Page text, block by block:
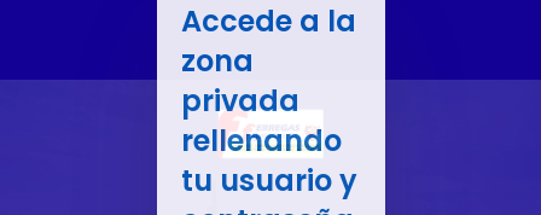
Accede a la
zona
privada
rellenando
tu usuario y